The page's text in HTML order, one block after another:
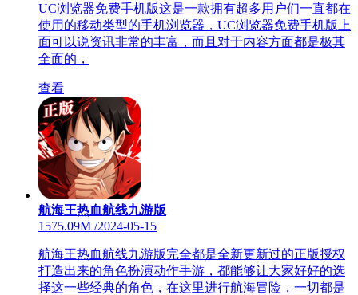
UC浏览器免费手机版这是一款拥有超多用户们一直都在
使用的移动类型的手机浏览器，UC浏览器免费手机版上
面可以说资讯非常的丰富，而且对于内容方面都是极其
全面的，
查看
航海王热血航线九游版
1575.09M /2024-05-15
航海王热血航线九游版完全都是全新更新过的正版授权
打造出来的角色扮演动作手游，都能够让大家好好的选
择这一些经典的角色，在这里进行航海冒险，一切都是